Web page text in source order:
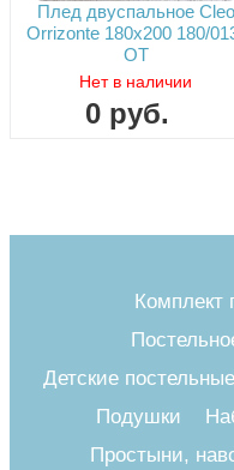
Плед двуспальное Cleo
Orrizonte 180х200 180/
OT
Нет в наличии
0 руб.
Комплект
Детские
Подушки
Простыни,